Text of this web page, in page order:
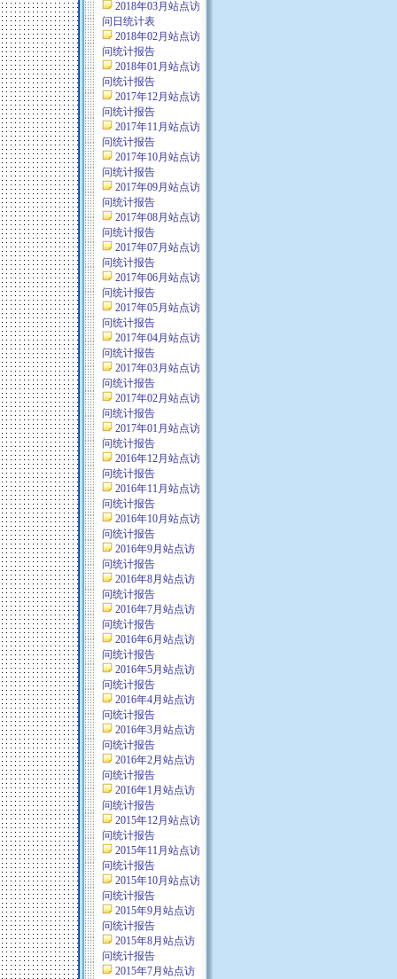
2018年03月站点访
问日统计表
2018年02月站点访
问统计报告
2018年01月站点访
问统计报告
2017年12月站点访
问统计报告
2017年11月站点访
问统计报告
2017年10月站点访
问统计报告
2017年09月站点访
问统计报告
2017年08月站点访
问统计报告
2017年07月站点访
问统计报告
2017年06月站点访
问统计报告
2017年05月站点访
问统计报告
2017年04月站点访
问统计报告
2017年03月站点访
问统计报告
2017年02月站点访
问统计报告
2017年01月站点访
问统计报告
2016年12月站点访
问统计报告
2016年11月站点访
问统计报告
2016年10月站点访
问统计报告
2016年9月站点访
问统计报告
2016年8月站点访
问统计报告
2016年7月站点访
问统计报告
2016年6月站点访
问统计报告
2016年5月站点访
问统计报告
2016年4月站点访
问统计报告
2016年3月站点访
问统计报告
2016年2月站点访
问统计报告
2016年1月站点访
问统计报告
2015年12月站点访
问统计报告
2015年11月站点访
问统计报告
2015年10月站点访
问统计报告
2015年9月站点访
问统计报告
2015年8月站点访
问统计报告
2015年7月站点访